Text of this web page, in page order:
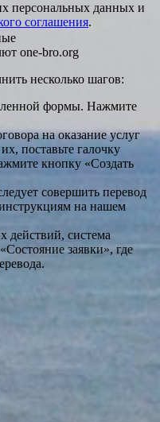
персональных данных и
соглашения.
one-bro.org
несколько шагов:
формы. Нажмите
на оказание услуг
поставьте галочку
кнопку «Создать
совершить перевод
на нашем
действий, система
заявки», где